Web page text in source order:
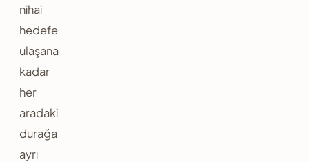
nihai
hedefe
ulaşana
kadar
her
aradaki
durağa
ayrı